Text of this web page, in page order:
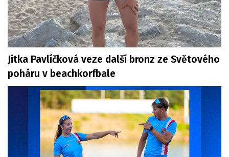
Jitka Pavlíčková veze další bronz ze Světového
poháru v beachkorfbale